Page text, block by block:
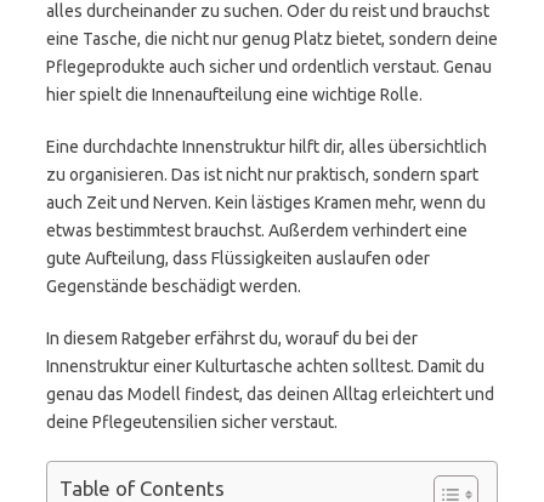
alles durcheinander zu suchen. Oder du reist und brauchst
eine Tasche, die nicht nur genug Platz bietet, sondern deine
Pflegeprodukte auch sicher und ordentlich verstaut. Genau
hier spielt die Innenaufteilung eine wichtige Rolle.
Eine durchdachte Innenstruktur hilft dir, alles übersichtlich
zu organisieren. Das ist nicht nur praktisch, sondern spart
auch Zeit und Nerven. Kein lästiges Kramen mehr, wenn du
etwas bestimmtest brauchst. Außerdem verhindert eine
gute Aufteilung, dass Flüssigkeiten auslaufen oder
Gegenstände beschädigt werden.
In diesem Ratgeber erfährst du, worauf du bei der
Innenstruktur einer Kulturtasche achten solltest. Damit du
genau das Modell findest, das deinen Alltag erleichtert und
deine Pflegeutensilien sicher verstaut.
Table of Contents